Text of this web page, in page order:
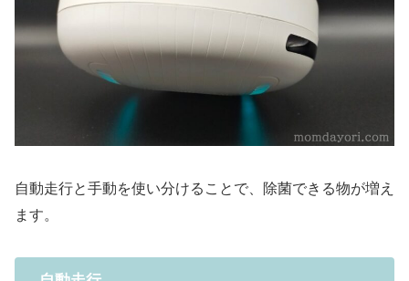
自動走行と手動を使い分けることで、除菌できる物が増え
ます。